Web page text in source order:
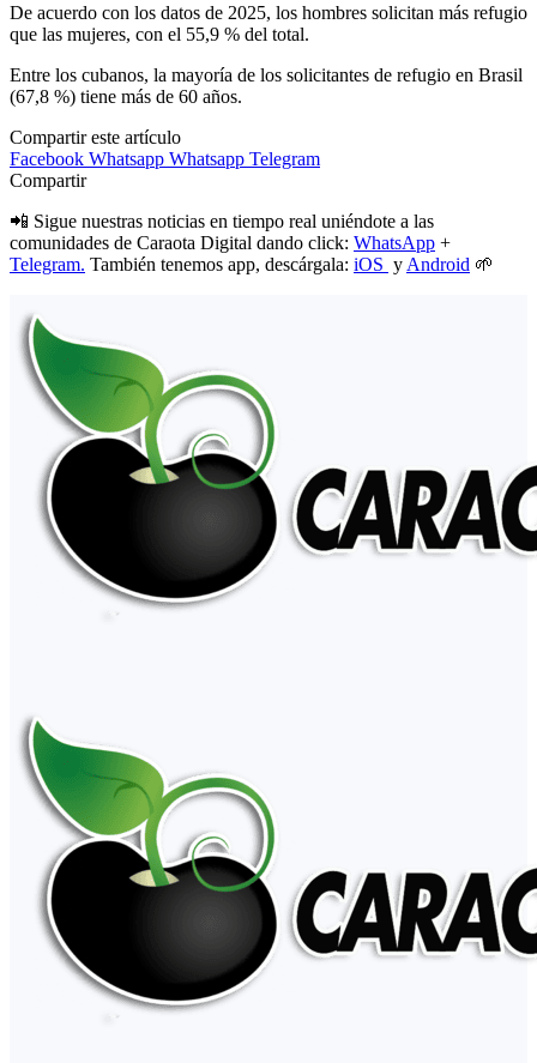
De acuerdo con los datos de 2025, los hombres solicitan más refugio
que las mujeres, con el 55,9 % del total.
Entre los cubanos, la mayoría de los solicitantes de refugio en Brasil
(67,8 %) tiene más de 60 años.
Compartir este artículo
Facebook Whatsapp Whatsapp Telegram
Compartir
📲 Sigue nuestras noticias en tiempo real uniéndote a las
comunidades de Caraota Digital dando click: WhatsApp +
Telegram. También tenemos app, descárgala: iOS y Android 🌱